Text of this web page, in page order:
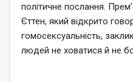
політичне послання.
Єттен, який відкрито
гомосексуальність,
людей не ховатися й не